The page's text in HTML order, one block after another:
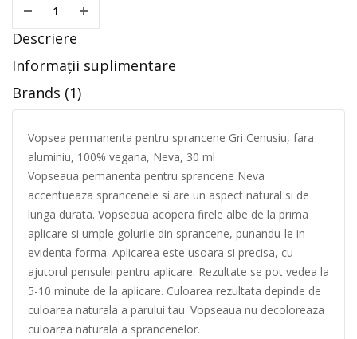
Descriere
Informații suplimentare
Brands (1)
Vopsea permanenta pentru sprancene Gri Cenusiu, fara
aluminiu, 100% vegana, Neva, 30 ml
Vopseaua pemanenta pentru sprancene Neva
accentueaza sprancenele si are un aspect natural si de
lunga durata. Vopseaua acopera firele albe de la prima
aplicare si umple golurile din sprancene, punandu-le in
evidenta forma. Aplicarea este usoara si precisa, cu
ajutorul pensulei pentru aplicare. Rezultate se pot vedea la
5-10 minute de la aplicare. Culoarea rezultata depinde de
culoarea naturala a parului tau. Vopseaua nu decoloreaza
culoarea naturala a sprancenelor.